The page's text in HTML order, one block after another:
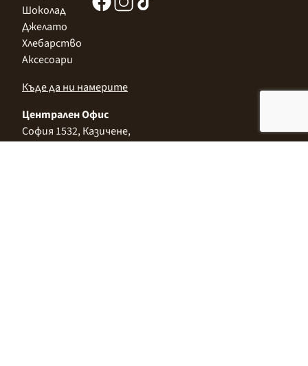
Шоколад
Джелато
Хлебарство
Аксесоари
Къде да ни намерите
Централен Офис
София 1532, Казичене,